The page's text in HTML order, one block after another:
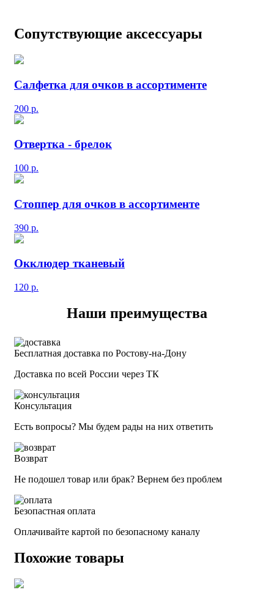
Сопутствующие аксессуары
Салфетка для очков в ассортименте
200 р.
Отвертка - брелок
100 р.
Стоппер для очков в ассортименте
390 р.
Окклюдер тканевый
120 р.
Наши преимущества
Бесплатная доставка по Ростову-на-Дону
Доставка по всей России через ТК
Консультация
Есть вопросы? Мы будем рады на них ответить
Возврат
Не подошел товар или брак? Вернем без проблем
Безопастная оплата
Оплачивайте картой по безопасному каналу
Похожие товары